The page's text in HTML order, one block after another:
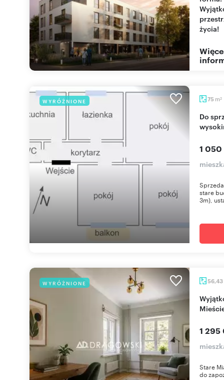
życia!
WYRÓŻNIONE 75 m2
Do sprzedania przestronne 75 m² w kamienicy z
1 050
stare
3m),
WYRÓŻNIONE 56,43
Wyjątkowe 3-pokojowe mieszkanie na Starym
1 295
Stare
do